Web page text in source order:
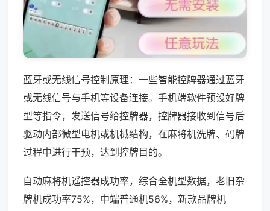
蓝牙或无线信号控制原理：一些智能控牌器通过蓝牙
或无线信号与手机等设备连接。手机端软件预设好牌
型等指令，发送信号给控牌器，控牌器接收到信号后
驱动内部微型电机或机械结构，在麻将机洗牌、码牌
过程中进行干预，达到控牌目的。
自动麻将机遥控器成功率，综合全机型数据，老旧杂
牌机成功率75%，中端普通机56%，新款品牌机